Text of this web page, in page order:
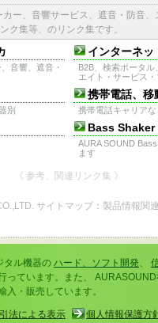
ー、音響サービス、遮音・防音
ク集等、のリンク集です。
音響、遮音・
別
インターネッ
B2B、検索ポータ
エイト・サービス
携帯電話、移
携帯電話キャリア
Bass Shaker
AURA SOUND
ます
《 参考、関連リンク集 》
サイトマップ：製品情報関
タル機器の ハード、ソフト開発、
っています。また、
入・販売しています。
法による表示 個人情報保護方